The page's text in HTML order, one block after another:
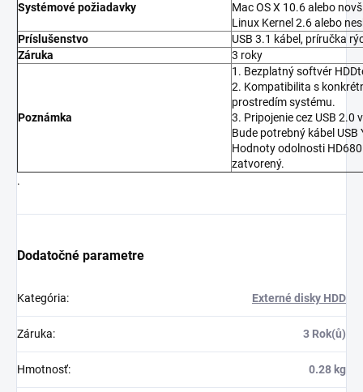
Systémové požiadavky
Mac OS X 10.6 alebo
Linux Kernel 2.6 alebo
Príslušenstvo
USB 3.1 kábel, príručka
Záruka
3 roky
Poznámka
1. Bezplatný softvér
2. Kompatibilita s
prostredím systému.
3. Pripojenie cez USB 2.0
Bude potrebný kábel USB
Hodnoty odolnosti
zatvorený.
.
Dodatočné parametre
Kategória: Externé disky HDD
Záruka: 3 Rok(ů)
Hmotnosť: 0.28 kg